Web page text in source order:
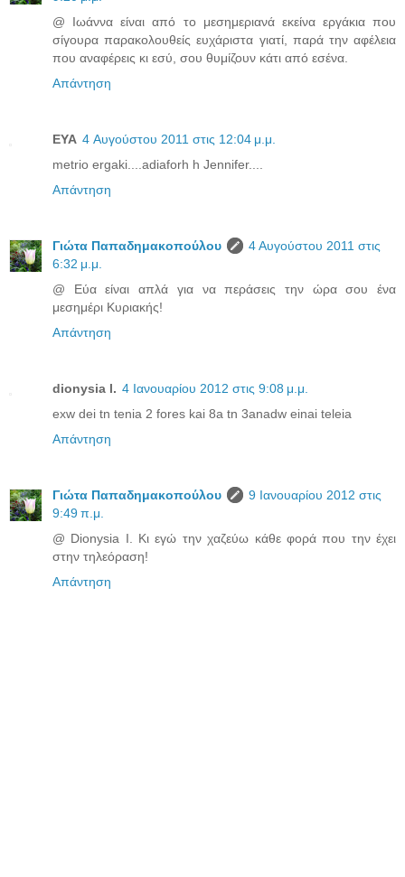
@ Ιωάννα είναι από το μεσημεριανά εκείνα εργάκια που
σίγουρα παρακολουθείς ευχάριστα γιατί, παρά την αφέλεια
που αναφέρεις κι εσύ, σου θυμίζουν κάτι από εσένα.
Απάντηση
EYA 4 Αυγούστου 2011 στις 12:04 μ.μ.
metrio ergaki....adiaforh h Jennifer....
Απάντηση
Γιώτα Παπαδημακοπούλου
4 Αυγούστου 2011 στις
6:32 μ.μ.
@ Εύα είναι απλά για να περάσεις την ώρα σου ένα
μεσημέρι Κυριακής!
Απάντηση
dionysia l. 4 Ιανουαρίου 2012 στις 9:08 μ.μ.
exw dei tn tenia 2 fores kai 8a tn 3anadw einai teleia
Απάντηση
Γιώτα Παπαδημακοπούλου
9 Ιανουαρίου 2012 στις
9:49 π.μ.
@ Dionysia I. Κι εγώ την χαζεύω κάθε φορά που την έχει
στην τηλεόραση!
Απάντηση